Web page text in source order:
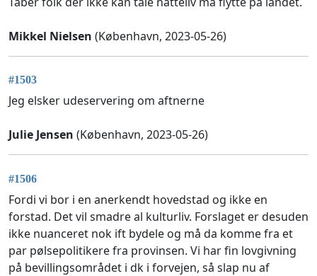
Mikkel Nielsen (København, 2023-05-26)
#1503
Jeg elsker udeservering om aftnerne
Julie Jensen (København, 2023-05-26)
#1506
Fordi vi bor i en anerkendt hovedstad og ikke en
forstad. Det vil smadre al kulturliv. Forslaget er desuden
ikke nuanceret nok ift bydele og må da komme fra et
par pølsepolitikere fra provinsen. Vi har fin lovgivning
på bevillingsområdet i dk i forvejen, så slap nu af